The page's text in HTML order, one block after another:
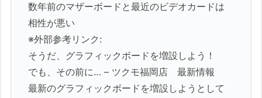
数年前のマザーボードと最近のビデオカードは
相性が悪い
※外部参考リンク:
そうだ、グラフィックボードを増設しよう！
でも、その前に… – ツクモ福岡店 最新情報
最新のグラフィックボードを増設しようとして